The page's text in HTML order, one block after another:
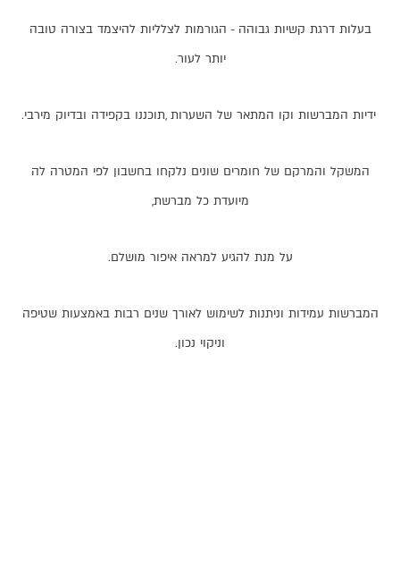
בעלות דרגת קשיות גבוהה - הגורמות לצלליות להיצמד בצורה טובה
יותר לעור.
ידיות המברשות וקו המתאר של השערות ,תוכננו בקפידה ובדיוק מירבי.
המשקל והמרקם של חומרים שונים נלקחו בחשבון לפי המטרה לה
מיועדת כל מברשת,
על מנת להגיע למראה איפור מושלם.
המברשות עמידות וניתנות לשימוש לאורך שנים רבות באמצעות שטיפה
וניקוי נכון.